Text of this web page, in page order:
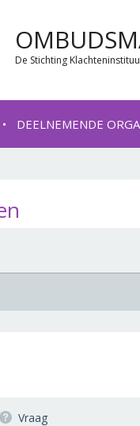
De Stichting
DEELNEMENDE
Vraag